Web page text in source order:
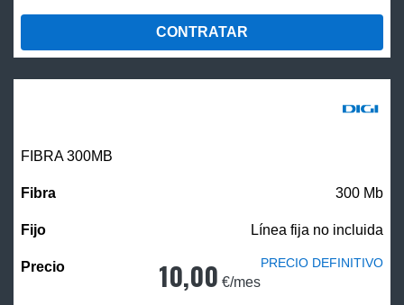
CONTRATAR
FIBRA 300MB
300 Mb
Línea fija no incluida
10,00 €/mes
PRECIO DEFINITIVO